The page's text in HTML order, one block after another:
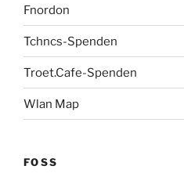
Fnordon
Tchncs-Spenden
Troet.Cafe-Spenden
Wlan Map
FOSS